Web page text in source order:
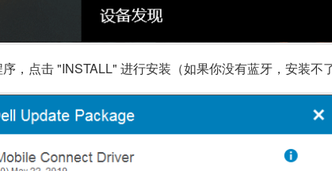
，点击 "INSTALL" 进行安装（如果你没有蓝牙，安装不了